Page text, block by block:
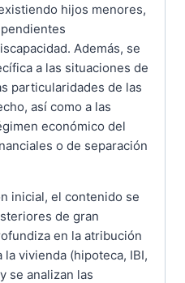
hijos menores,
Además, se
a las situaciones de
particularidades de las
así como a las
económico del
o de separación
inicial, el contenido se
de gran
en la atribución
vivienda (hipoteca, IBI,
se analizan las